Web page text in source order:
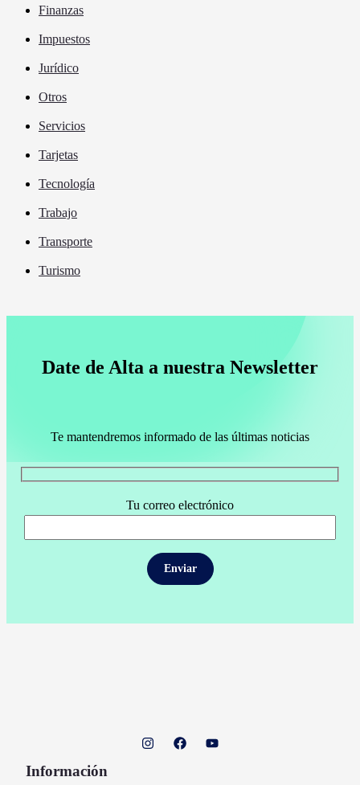
Finanzas
Impuestos
Jurídico
Otros
Servicios
Tarjetas
Tecnología
Trabajo
Transporte
Turismo
Date de Alta a nuestra Newsletter
Te mantendremos informado de las últimas noticias
Tu correo electrónico
Información